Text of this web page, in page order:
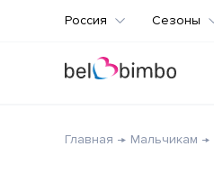
Россия Сезоны
Главная Мальчикам